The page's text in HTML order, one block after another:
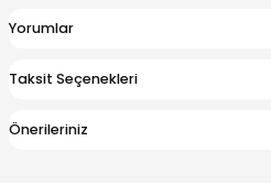
Yorumlar
Taksit Seçenekleri
Önerileriniz